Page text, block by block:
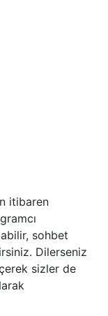
itibaren
sohbet
Dilerseniz
sizler de